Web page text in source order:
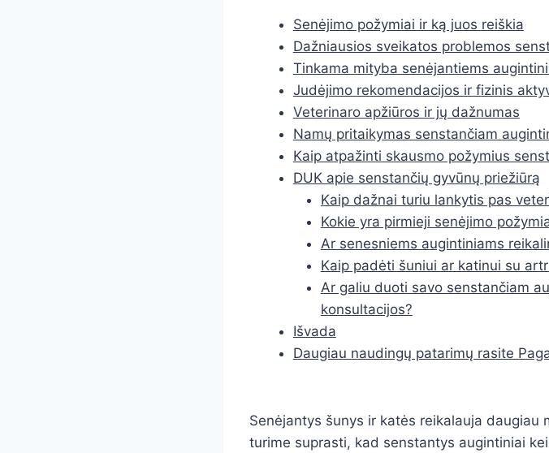
Senėjimo požymiai ir ką juos reiškia
Dažniausios sveikatos problemos
Tinkama mityba senėjantiems
Judėjimo rekomendacijos ir fizinis
Veterinaro apžiūros ir jų dažnumas
Namų pritaikymas senstančiam
Kaip atpažinti skausmo požymius
DUK apie senstančių gyvūnų priežiūrą
Kaip dažnai turiu lankytis pas
Kokie yra pirmieji senėjimo
Ar senesniems augintiniams
Kaip padėti šuniui ar katinui su
Ar galiu duoti savo senstančiam
konsultacijos?
Išvada
Daugiau naudingų patarimų rasite
Senėjantys šunys ir katės reikalauja daugiau
turime suprasti, kad senstantys augintiniai